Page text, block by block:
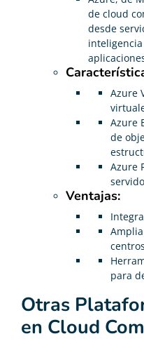
de cloud
desde
Azure
Azure
de
Azure
Ventajas:
para
Otras
en Cloud